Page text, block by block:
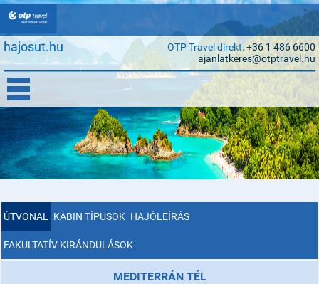
hajosut.hu OTP Travel direkt:+36 1 486 6600
ajanlatkeres@otptravel.hu
ÚTVONAL KABIN TÍPUSOK HAJÓLEÍRÁS
FAKULTATÍV KIRÁNDULÁSOK
MEDITERRÁN TÉL